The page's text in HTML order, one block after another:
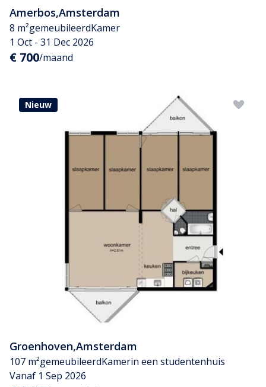
Amerbos,Amsterdam
8 m²gemeubileerdKamer
1 Oct - 31 Dec 2026
€ 700/maand
Nieuw
Groenhoven,Amsterdam
107 m²gemeubileerdKamerin een studentenhuis
Vanaf 1 Sep 2026